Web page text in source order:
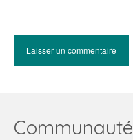
Communauté